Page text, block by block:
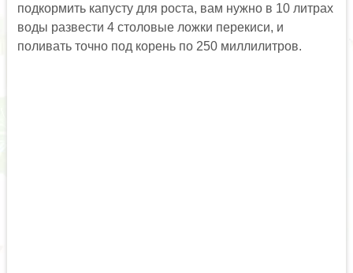
подкормить капусту для роста, вам нужно в 10 литрах
воды развести 4 столовые ложки перекиси, и
поливать точно под корень по 250 миллилитров.